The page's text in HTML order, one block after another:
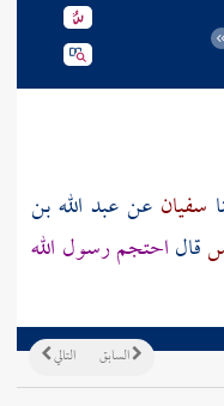
سفيان عنعبد الله بن
قالاحتجم رسول الله
التالي السابق